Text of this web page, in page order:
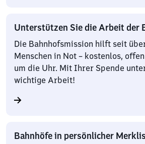
Unterstützen Sie die Arbeit der
Die Bahnhofsmission hilft seit
Menschen in Not – kostenlos,
um die Uhr. Mit Ihrer Spende
wichtige Arbeit!
Bahnhöfe in persönlicher